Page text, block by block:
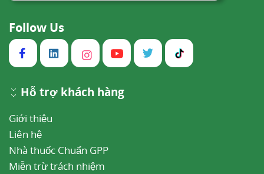
Follow Us
Hỗ trợ khách hàng
Giới thiệu
Liên hệ
Nhà thuốc Chuẩn GPP
Miễn trừ trách nhiệm